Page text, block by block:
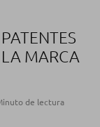
MARCA
de lectura